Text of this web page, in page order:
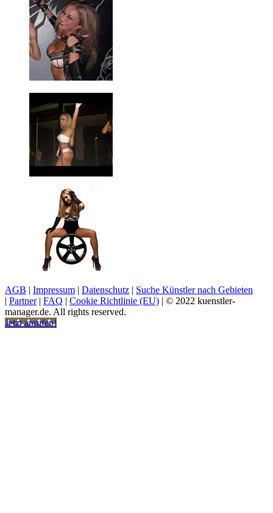
AGB | Impressum | Datenschutz | Suche Künstler nach Gebieten
| Partner| FAQ | Cookie Richtlinie (EU) | © 2022 kuenstler-
manager.de. All rights reserved.
Jetzt anrufen!